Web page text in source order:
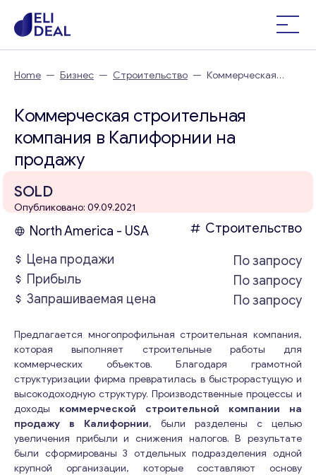
Home — Бизнес — Строительство — Коммерческая
Коммерческая строительная
компания в Калифорнии на
продажу
SOLD
Опубликовано: 09.09.2021
North America - USA
Строительство
Цена продажи
По запросу
Прибыль
По запросу
Запрашиваемая цена
По запросу
Предлагается многопрофильная строительная компания,
которая выполняет строительные работы для
коммерческих объектов. Благодаря грамотной
структуризации фирма превратилась в быстрорастущую и
высокодоходную структуру. Производственные процессы и
доходы коммерческой строительной компании на
продажу в Калифорнии, были разделены с целью
увеличения прибыли и снижения налогов. В результате
были сформированы 3 отдельных подразделения одной
крупной организации, которые составляют основу